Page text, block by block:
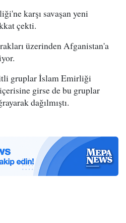
karşı savaşan yeni
çekti.
üzerinden Afganistan'a
gruplar İslam Emirliği
girse de bu gruplar
dağılmıştı.